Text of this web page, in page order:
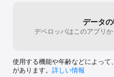
*Note: This app is
Pearson Education, Inc. or its
The author of this mobile app
データ
デベロッパはこのアプリ
使用する機能や年齢などによっ
があります。 詳しい情報